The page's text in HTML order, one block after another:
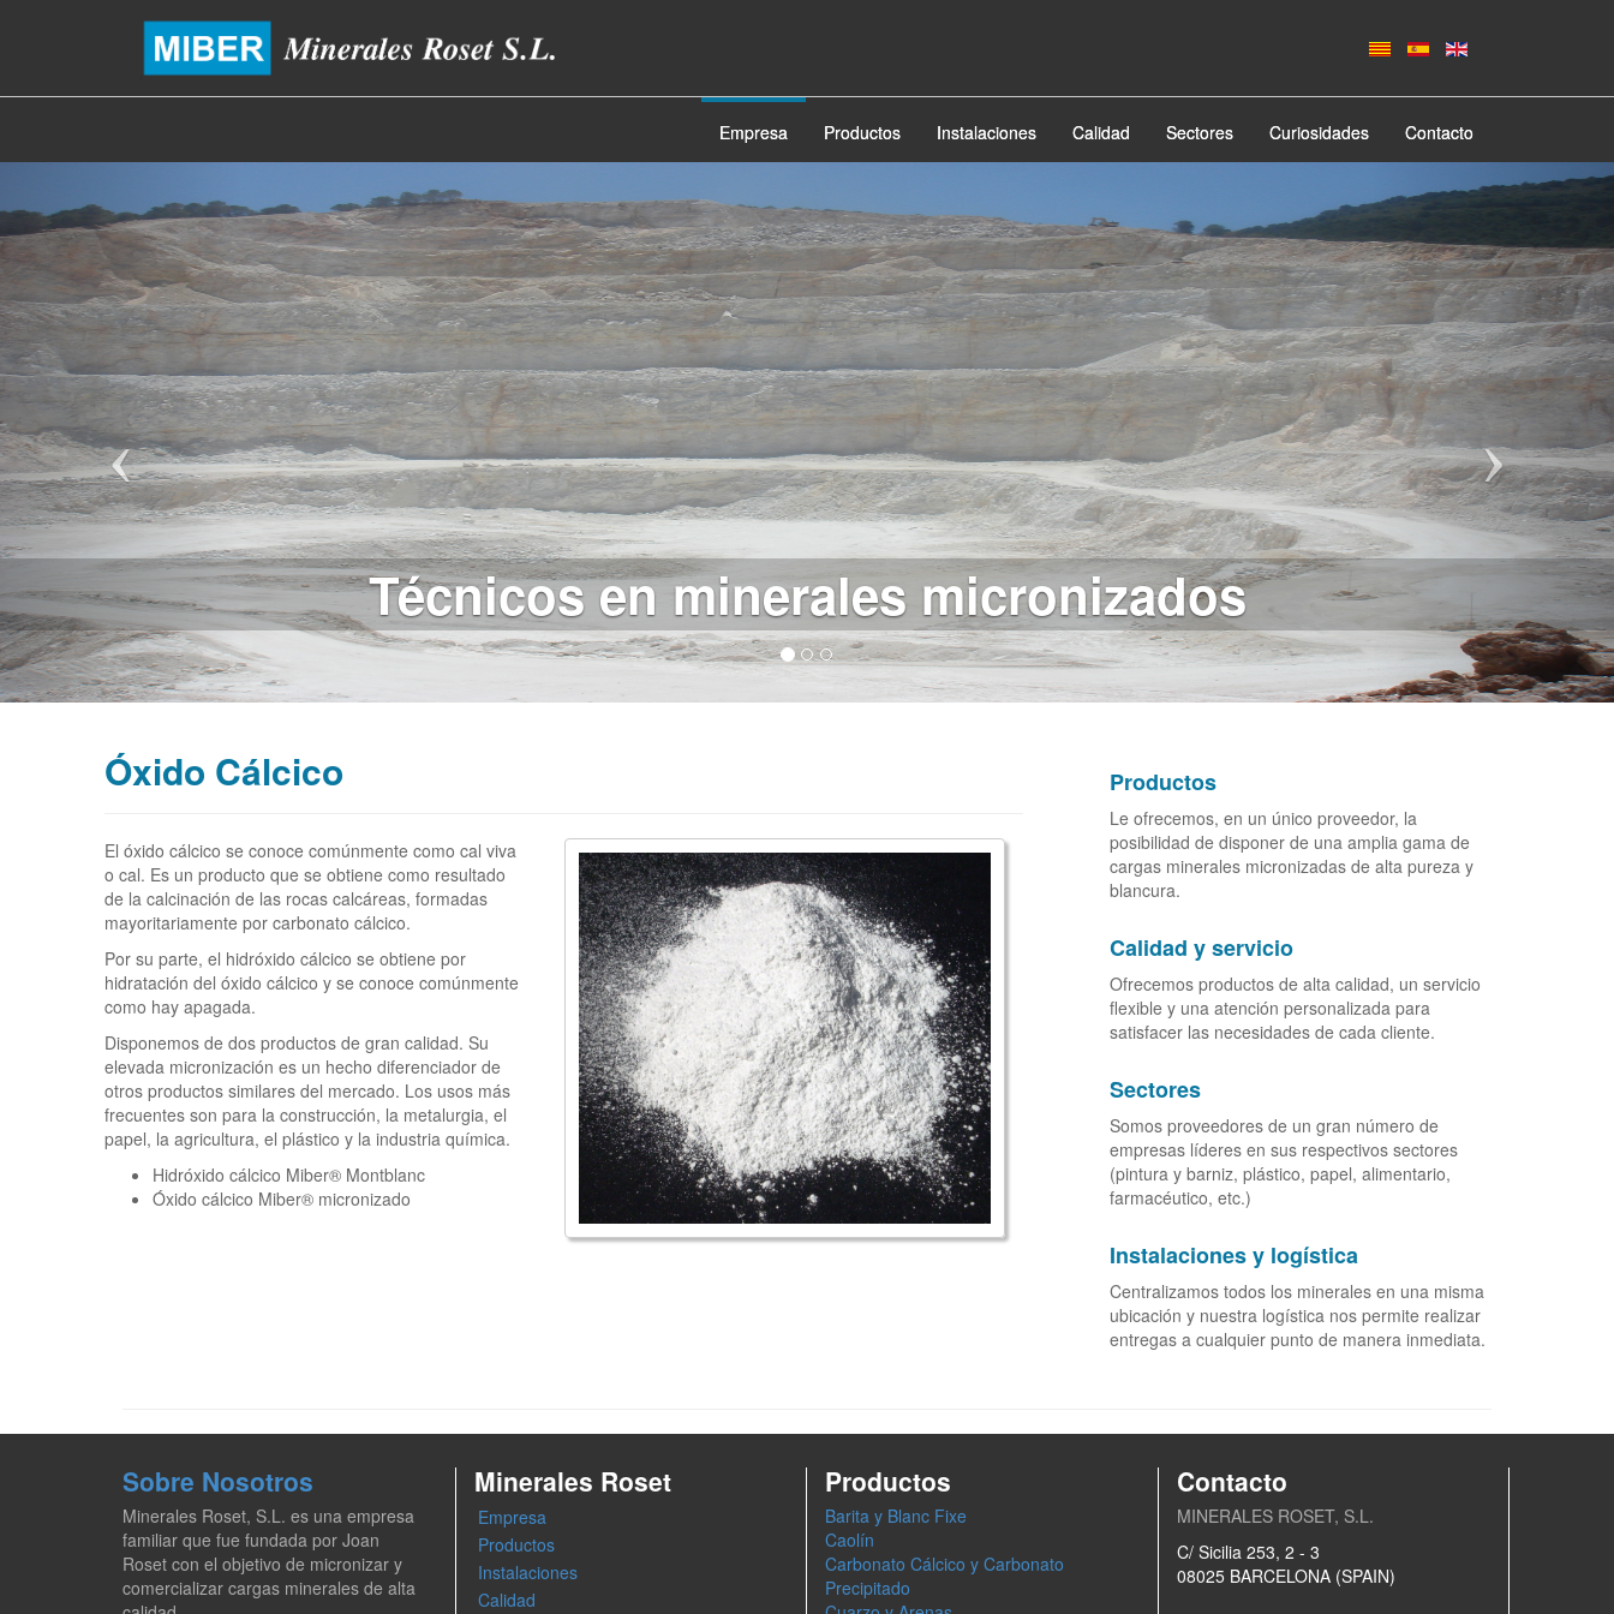
Empresa Productos Instalaciones Calidad Sectores Curiosidades Contacto
Minerales blancos para la industria
Óxido Cálcico
El óxido cálcico se conoce comúnmente como cal viva
o cal. Es un producto que se obtiene como resultado
de la calcinación de las rocas calcáreas, formadas
mayoritariamente por carbonato cálcico.
Por su parte, el hidróxido cálcico se obtiene por
hidratación del óxido cálcico y se conoce comúnmente
como hay apagada.
Disponemos de dos productos de gran calidad. Su
elevada micronización es un hecho diferenciador de
otros productos similares del mercado. Los usos más
frecuentes son para la construcción, la metalurgia, el
papel, la agricultura, el plástico y la industria química.
Hidróxido cálcico Miber® Montblanc
Óxido cálcico Miber® micronizado
Productos
Le ofrecemos, en un único proveedor, la
posibilidad de disponer de una amplia gama de
cargas minerales micronizadas de alta pureza y
blancura.
Calidad y servicio
Ofrecemos productos de alta calidad, un servicio
flexible y una atención personalizada para
satisfacer las necesidades de cada cliente.
Sectores
Somos proveedores de un gran número de
empresas líderes en sus respectivos sectores
(pintura y barniz, plástico, papel, alimentario,
farmacéutico, etc.)
Instalaciones y logística
Centralizamos todos los minerales en una misma
ubicación y nuestra logística nos permite realizar
entregas a cualquier punto de manera inmediata.
Sobre Nosotros
Minerales Roset, S.L. es una empresa
familiar que fue fundada por Joan
Roset con el objetivo de micronizar y
comercializar cargas minerales de alta
Minerales Roset
Empresa
Productos
Instalaciones
Calidad
Productos
Barita y Blanc Fixe
Caolín
Carbonato Cálcico y Carbonato
Precipitado
Contacto
MINERALES ROSET, S.L.
C/ Sicilia 253, 2 - 3
08025 BARCELONA (SPAIN)